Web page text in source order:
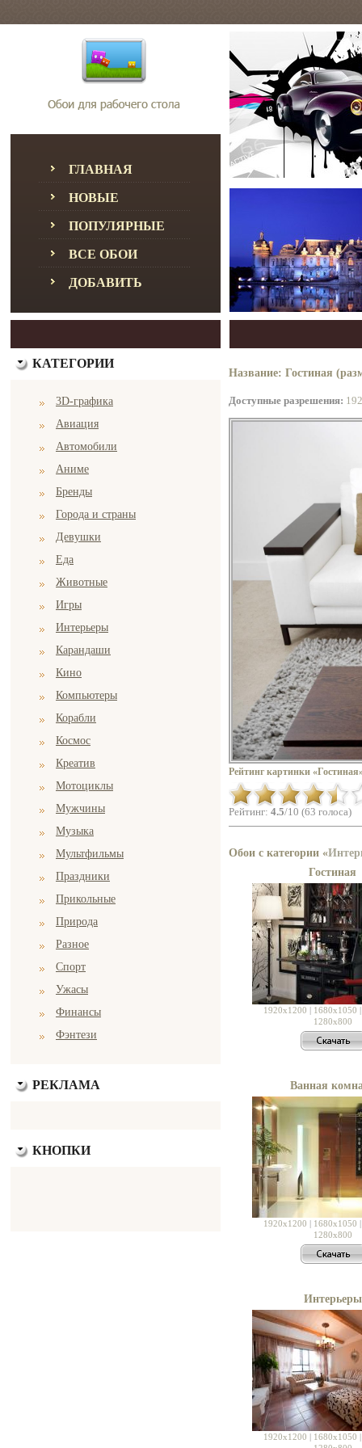
ГЛАВНАЯ
НОВЫЕ
ПОПУЛЯРНЫЕ
ВСЕ ОБОИ
ДОБАВИТЬ
КАТЕГОРИИ
3D-графика
Авиация
Автомобили
Аниме
Бренды
Города и страны
Девушки
Еда
Животные
Игры
Интерьеры
Карандаши
Кино
Компьютеры
Корабли
Космос
Креатив
Мотоциклы
Мужчины
Музыка
Мультфильмы
Праздники
Прикольные
Природа
Разное
Спорт
Ужасы
Финансы
Фэнтези
РЕКЛАМА
КНОПКИ
Название: Гостиная
Доступные разрешения:
Рейтинг картинки
Рейтинг: 4.5/10 (63 голоса)
Обои с категории «
Гостиная
1920x1200 | 1680x1050
1280x800
Ванная
1920x1200 | 1680x1050
1280x800
Интерьеры
1920x1200 | 1680x1050